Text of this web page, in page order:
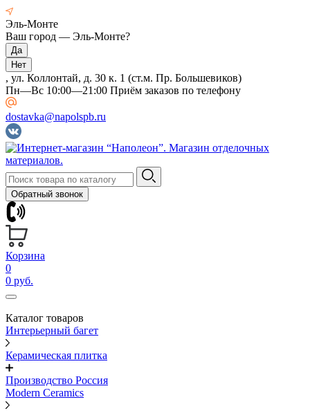
Эль-Монте
Ваш город — Эль-Монте?
, ул. Коллонтай, д. 30 к. 1 (ст.м. Пр. Большевиков)
Пн—Вс 10:00—21:00 Приём заказов по телефону
dostavka@napolspb.ru
Обратный звонок
Корзина
0
0 руб.
Каталог товаров
Интерьерный багет
Керамическая плитка
Производство Россия
Modern Ceramics